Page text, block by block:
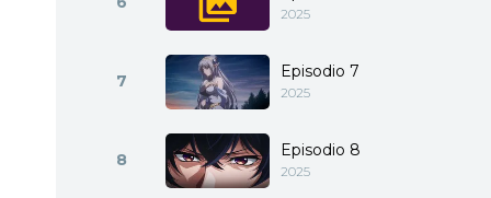
2025
7 Episodio 7
2025
8 Episodio 8
2025